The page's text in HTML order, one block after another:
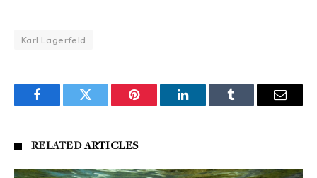
Karl Lagerfeld
FacebookTwitter Pinterest LinkedInTumblr Email
RELATEDARTICLES